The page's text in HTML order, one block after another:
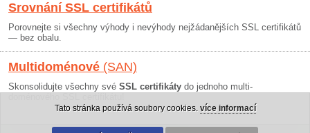
Srovnání SSL certifikátů
Porovnejte si všechny výhody i nevýhody nejžádanějších SSL certifikátů
— bez obalu.
Multidoménové (SAN)
Skonsolidujte všechny své SSL certifikáty do jednoho multi-
Tato stránka používá soubory cookies. více informací